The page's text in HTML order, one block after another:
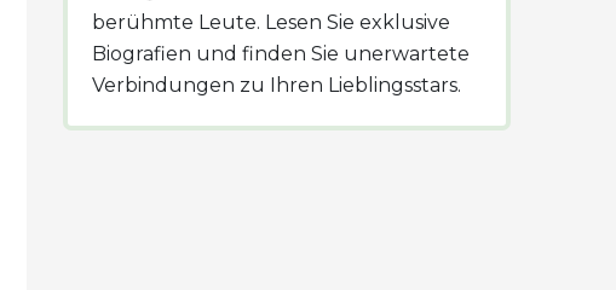
berühmte Leute. Lesen Sie exklusive
Biografien und finden Sie unerwartete
Verbindungen zu Ihren Lieblingsstars.